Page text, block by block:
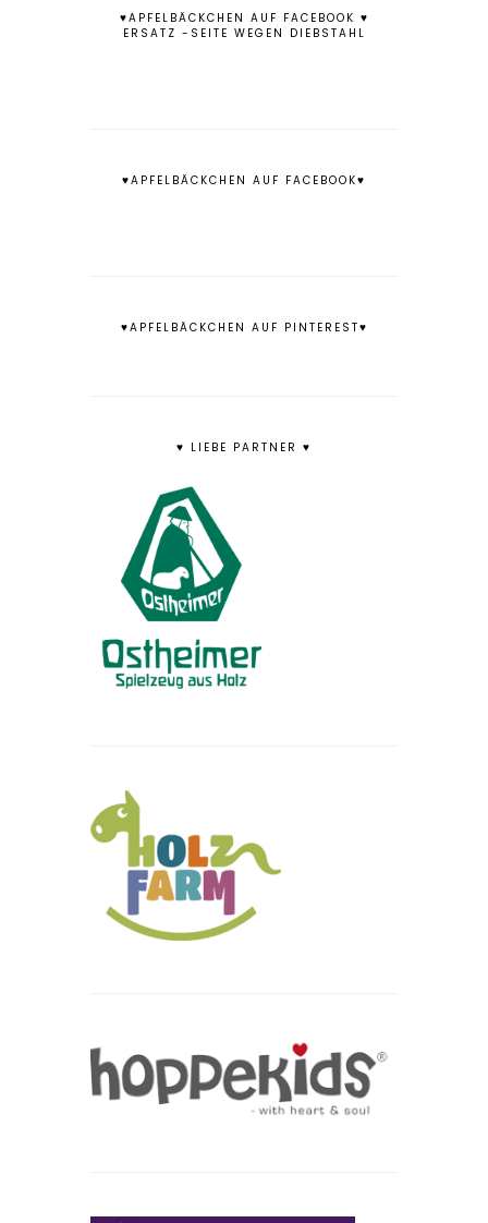
♥APFELBÄCKCHEN AUF FACEBOOK ♥
ERSATZ -SEITE WEGEN DIEBSTAHL
♥APFELBÄCKCHEN AUF FACEBOOK♥
♥APFELBÄCKCHEN AUF PINTEREST♥
♥ LIEBE PARTNER ♥